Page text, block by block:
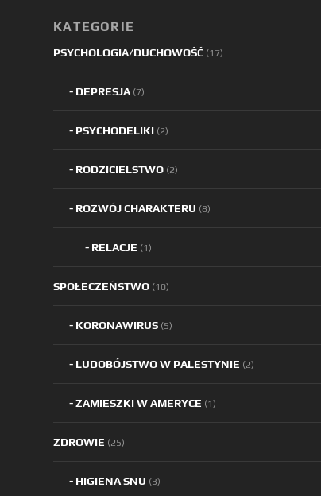
KATEGORIE
PSYCHOLOGIA/DUCHOWOŚĆ (17)
DEPRESJA(7)
PSYCHODELIKI (2)
RODZICIELSTWO (2)
ROZWÓJ CHARAKTERU (8)
RELACJE (1)
SPOŁECZEŃSTWO (10)
KORONAWIRUS (5)
LUDOBÓJSTWO W PALESTYNIE (2)
ZAMIESZKI W AMERYCE (1)
ZDROWIE (25)
HIGIENA SNU (3)